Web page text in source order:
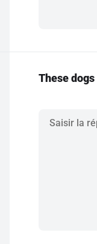
These dogs